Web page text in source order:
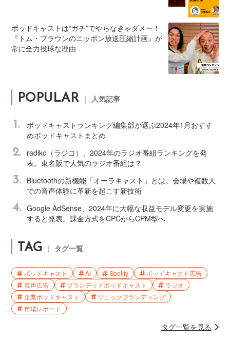
ポッドキャストは“ガチ”でやらなきゃダメー！
『トム・ブラウンのニッポン放送圧縮計画』が
常に全力投球な理由
POPULAR ｜ 人気記事
1.
ポッドキャストランキング編集部が選ぶ2024年1月おすす
めポッドキャストまとめ
2.
radiko（ラジコ）、2024年のラジオ番組ランキングを発
表。東名阪で人気のラジオ番組は？
3.
Bluetoothの新機能「オーラキャスト」とは。会場や複数人
での音声体験に革新を起こす新技術
4. Google AdSense、2024年に大幅な収益モデル変更を実施
すると発表。課金方式をCPCからCPM型へ
TAG ｜ タグ一覧
ポッドキャスト AI Spotify
ポッドキャスト広告
音声広告
ブランデッドポッドキャスト
ラジオ
企業ポッドキャスト
ソニックブランディング
市場レポート
タグ一覧を見る